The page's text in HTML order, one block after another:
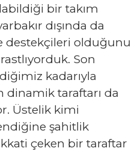
bir takım
dışında da
destekçileri olduğunu
Son
kadarıyla
dinamik taraftarı da
Üstelik kimi
şahitlik
çeken bir taraftar